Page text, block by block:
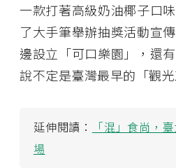
一款打著高級奶油椰子口
了大手筆舉辦抽獎活動宣
邊設立「可口樂園」，還
說不定是臺灣最早的「觀
延伸閱讀：
「混」食尚，
場